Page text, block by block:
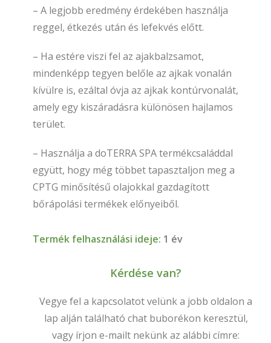
– A legjobb eredmény érdekében használja
reggel, étkezés után és lefekvés előtt.
– Ha estére viszi fel az ajakbalzsamot,
mindenképp tegyen belőle az ajkak vonalán
kívülre is, ezáltal óvja az ajkak kontúrvonalát,
amely egy kiszáradásra különösen hajlamos
terület.
– Használja a doTERRA SPA termékcsaláddal
együtt, hogy még többet tapasztaljon meg a
CPTG minősítésű olajokkal gazdagított
bőrápolási termékek előnyeiből.
Termék felhasználási ideje: 1 év
Kérdése van?
Vegye fel a kapcsolatot velünk a jobb oldalon a
lap alján található chat buborékon keresztül,
vagy írjon e-mailt nekünk az alábbi címre: